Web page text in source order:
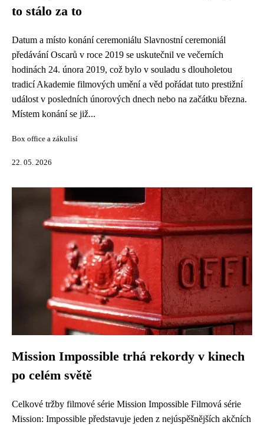
to stálo za to
Datum a místo konání ceremoniálu Slavnostní ceremoniál
předávání Oscarů v roce 2019 se uskutečnil ve večerních
hodinách 24. února 2019, což bylo v souladu s dlouholetou
tradicí Akademie filmových umění a věd pořádat tuto prestižní
událost v posledních únorových dnech nebo na začátku března.
Místem konání se již...
Box office a zákulisí
22. 05. 2026
Mission Impossible trhá rekordy v kinech
po celém světě
Celkové tržby filmové série Mission Impossible Filmová série
Mission: Impossible představuje jeden z nejúspěšnějších akčních